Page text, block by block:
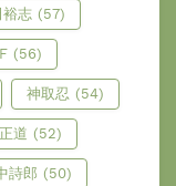
裕志 (57)
(56)
神取忍 (54)
道 (52)
詩郎 (50)